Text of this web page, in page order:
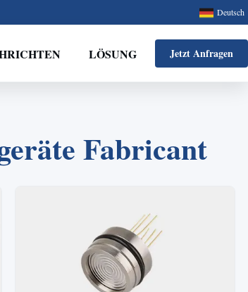
Deutsch
LÖSUNG Jetzt Anfragen
Fabricant